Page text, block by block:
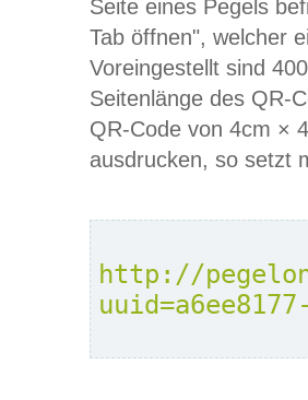
Seite eines Pegels
Tab öffnen", welcher
Voreingestellt sind
Seitenlänge des QR-
QR-Code von 4cm ×
ausdrucken, so setzt
http://